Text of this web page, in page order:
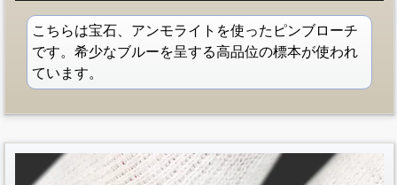
こちらは宝石、アンモライトを使ったピンブローチ
です。希少なブルーを呈する高品位の標本が使われ
ています。